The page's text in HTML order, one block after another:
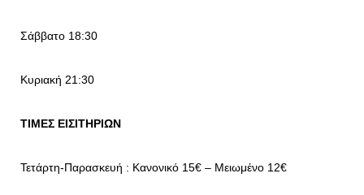
Σάββατο 18:30
Κυριακή 21:30
ΤΙΜΕΣ ΕΙΣΙΤΗΡΙΩΝ
Τετάρτη-Παρασκευή : Κανονικό 15€ – Μειωμένο 12€